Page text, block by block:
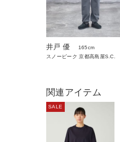
井戸 優
165cm
スノーピーク 京都高島屋S.C.
関連アイテム
SALE